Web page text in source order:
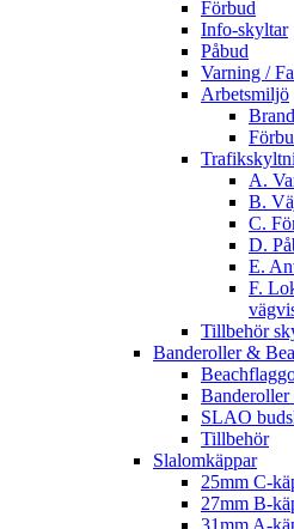
Förbud
Info-skyltar
Påbud
Varning /
Arbetsmiljö
A.
B.
C.
D.
E.
F.
Tillbehör
Banderoller &
Banderoller
SLAO
Tillbehör
Slalomkäppar
25mm C-
27mm B-
31mm A-